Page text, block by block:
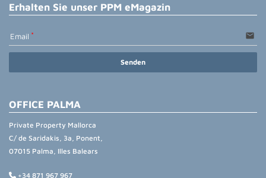
Erhalten Sie unser PPM eMagazin
Email email
Senden
OFFICE PALMA
Private Property Mallorca
C/ de Saridakis, 3a, Ponent,
07015 Palma, Illes Balears
+34 871 967 967